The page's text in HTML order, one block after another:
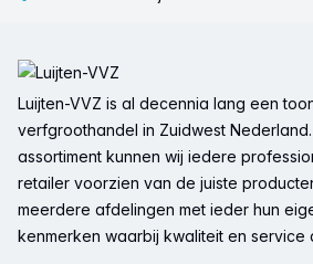
Luijten-VVZ is al decennia lang een
verfgroothandel in Zuidwest
assortiment kunnen wij iedere
retailer voorzien van de juiste
meerdere afdelingen met ieder hun
kenmerken waarbij kwaliteit en service